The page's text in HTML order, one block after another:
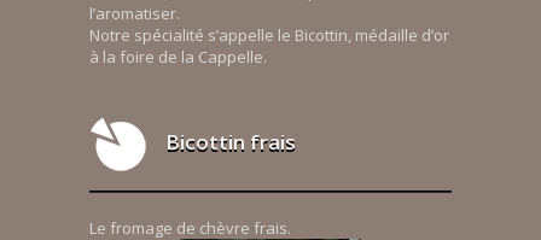
l’aromatiser.
Notre spécialité s’appelle le Bicottin, médaille d’or
à la foire de la Cappelle.
Bicottin frais
Le fromage de chèvre frais.